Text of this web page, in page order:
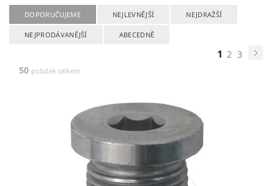
DOPORUČUJEME NEJLEVNĚJŠÍ NEJDRAŽŠÍ
NEJPRODÁVANĚJŠÍ ABECEDNĚ
1 2 3
50 položek celkem